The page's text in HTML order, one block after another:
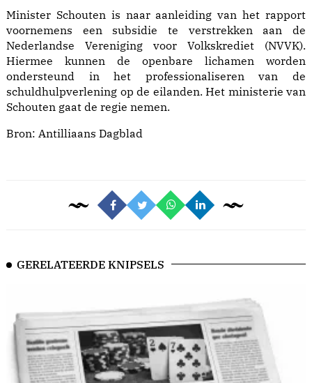
Minister Schouten is naar aanleiding van het rapport
voornemens een subsidie te verstrekken aan de
Nederlandse Vereniging voor Volkskrediet (NVVK).
Hiermee kunnen de openbare lichamen worden
ondersteund in het professionaliseren van de
schuldhulpverlening op de eilanden. Het ministerie van
Schouten gaat de regie nemen.
Bron: Antilliaans Dagblad
GERELATEERDE KNIPSELS